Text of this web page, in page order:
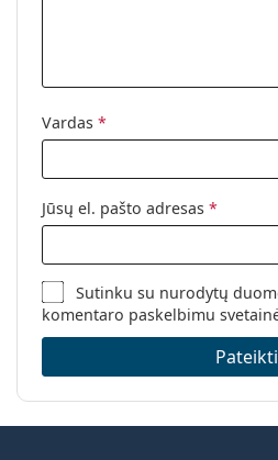
Vardas *
Jūsų el. pašto adresas *
Sutinku su nurodytų
komentaro paskelbimu
Pateikti